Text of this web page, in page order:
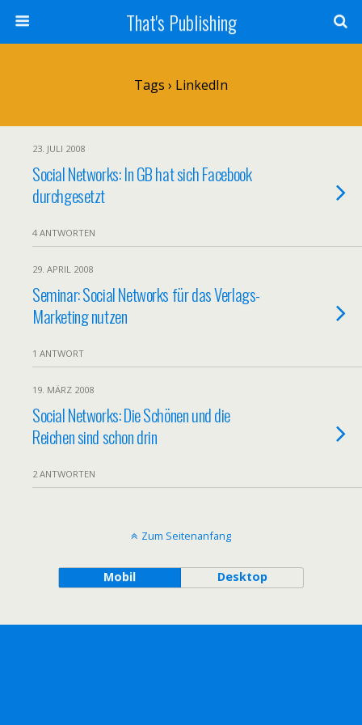
That's Publishing
Tags › LinkedIn
23. JULI 2008
Social Networks: In GB hat sich Facebook
durchgesetzt
4 ANTWORTEN
29. APRIL 2008
Seminar: Social Networks für das Verlags-
Marketing nutzen
1 ANTWORT
19. MÄRZ 2008
Social Networks: Die Schönen und die
Reichen sind schon drin
2 ANTWORTEN
Zum Seitenanfang
Mobil Desktop